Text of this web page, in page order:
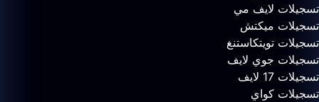
تسجيلات لايف مي
تسجيلات ميكتش
تسجيلات تويتكاستنغ
تسجيلات جوي لايف
تسجيلات 17 لايف
تسجيلات كواي